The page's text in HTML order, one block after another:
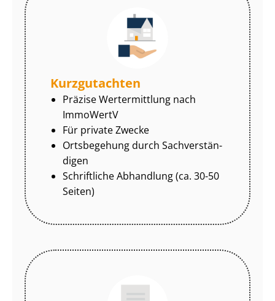
Kurzgutachten
Präzise Wertermittlung nach
ImmoWertV
Für private Zwecke
Ortsbegehung durch Sach­ver­stän­
di­gen
Schriftliche Abhandlung (ca. 30-50
Seiten)